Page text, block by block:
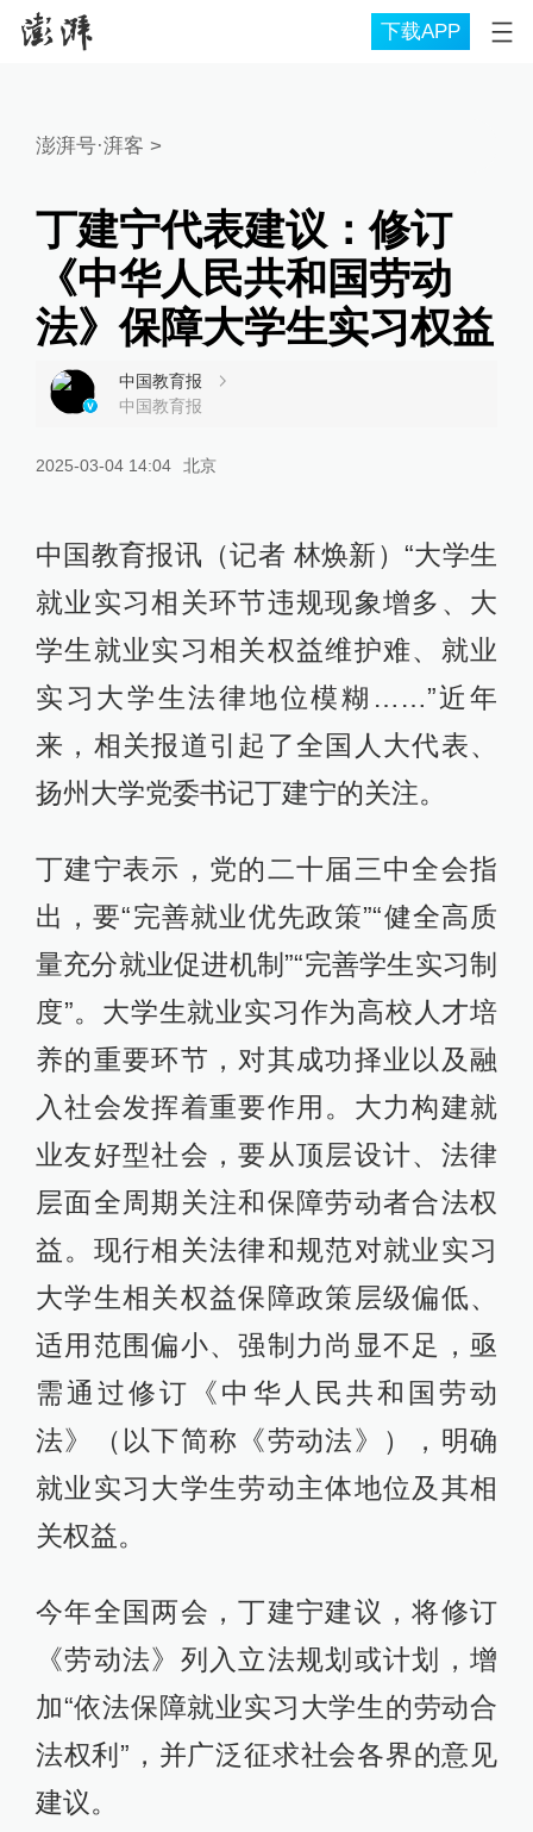
下载APP
澎湃号·湃客 >
丁建宁代表建议：修订
《中华人民共和国劳动
法》保障大学生实习权益
中国教育报
中国教育报
2025-03-04 14:04 北京
中国教育报讯（记者 林焕新）“大学生
就业实习相关环节违规现象增多、大
学生就业实习相关权益维护难、就业
实习大学生法律地位模糊……”近年
来，相关报道引起了全国人大代表、
扬州大学党委书记丁建宁的关注。
丁建宁表示，党的二十届三中全会指
出，要“完善就业优先政策”“健全高质
量充分就业促进机制”“完善学生实习制
度”。大学生就业实习作为高校人才培
养的重要环节，对其成功择业以及融
入社会发挥着重要作用。大力构建就
业友好型社会，要从顶层设计、法律
层面全周期关注和保障劳动者合法权
益。现行相关法律和规范对就业实习
大学生相关权益保障政策层级偏低、
适用范围偏小、强制力尚显不足，亟
需通过修订《中华人民共和国劳动
法》（以下简称《劳动法》），明确
就业实习大学生劳动主体地位及其相
关权益。
今年全国两会，丁建宁建议，将修订
《劳动法》列入立法规划或计划，增
加“依法保障就业实习大学生的劳动合
法权利”，并广泛征求社会各界的意见
建议。